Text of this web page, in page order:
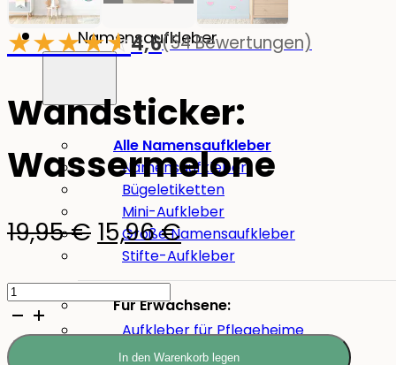
Namensaufkleber
Alle Namensaufkleber
Namensaufkleber
Bügeletiketten
Mini-Aufkleber
Große Namensaufkleber
Stifte-Aufkleber
Für Erwachsene:
Aufkleber für Pflegeheime
Werkzeug-Aufkleber
-20%
★★★★☆
★4,6(54 Bewertungen)
Wandsticker:
Wassermelone
19,95€ Ursprünglicher
Preis
war:
19,95 €
15,96€Aktueller
Preis
ist:
15,96 €.
Wandsticker:
Wassermelone
Menge
In den Warenkorb legen